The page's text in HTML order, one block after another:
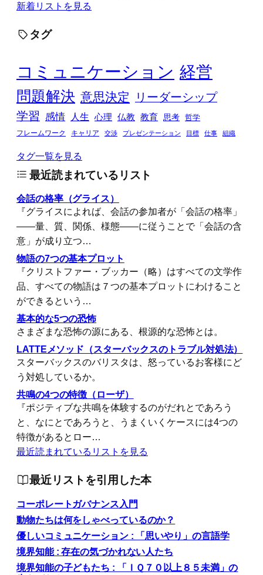
新着リストを見る
タグ
コミュニケーション 経営
問題解決 意思決定
リーダーシップ
学習
感情 人生 心理 仏教 教育 思考
哲学
フレームワーク
キャリア 交渉 プレゼンテーション 目標 仕事 組織
タグ一覧を見る
最近読まれているリスト
会話の格率（グライス）
『グライスによれば、会話の参加者が「会話の格率」
――量、質、関係、様態――に従うことで「会話の含
意」が成り立つ…
物語の7つの基本プロット
『クリストファー・ブッカー（略）はすべての文学作
品、すべての物語は７つの基本プロットにわけること
ができるという…
基本的な5つの恐怖
さまざまな恐怖の源にある、根源的な恐怖とは。
LATTEメソッド（スターバックスのトラブル対処法）
スターバックスのバリスタは、怒っているお客様にど
う対処しているか。
共鳴の4つの特徴（ローザ）
『ポジティブな共鳴を体験するのがだれとであろう
と、なにとであろうと、うまくいくケースには4つの
特徴があるとロー…
最近読まれているリストを見る
最近リストを引用した本
コーポレートガバナンス入門
動物たちは何をしゃべっているのか？
優しいコミュニケーション : 「思いやり」の言語学
境界知能 : 存在の気づかれない人たち
境界知能の子どもたち : 「ＩＱ７０以上８５未満」の